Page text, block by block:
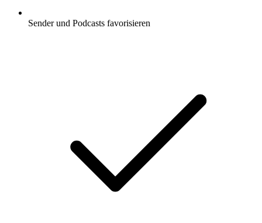
Sender und Podcasts favorisieren